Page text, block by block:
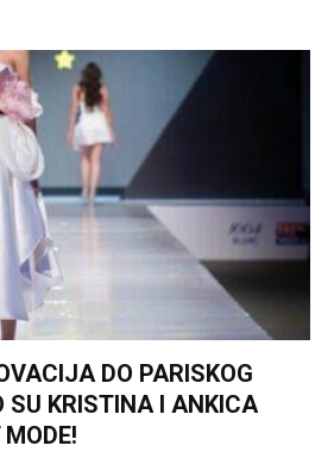
DO PARISKOG
SU KRISTINA I ANKICA